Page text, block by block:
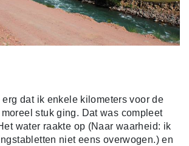
erg dat ik enkele kilometers voor de
moreel stuk ging. Dat was compleet
water raakte op (Naar waarheid: ik
niet eens overwogen.) en